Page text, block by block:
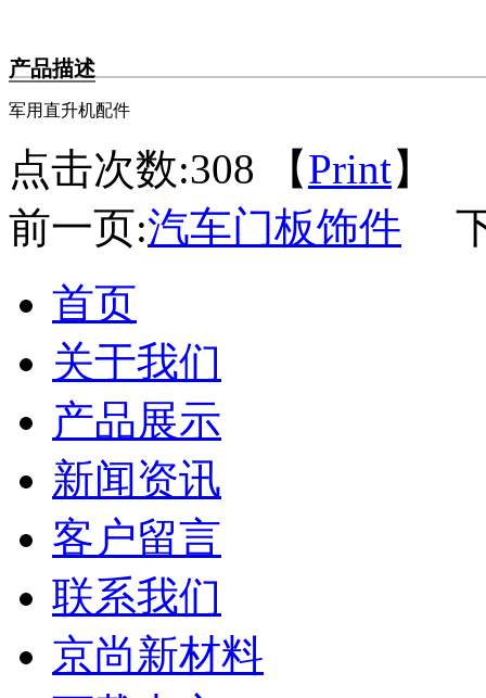
产品描述
军用直升机配件
点击次数:308 【Print】
前一页:汽车门板饰件
首页
关于我们
产品展示
新闻资讯
客户留言
联系我们
京尚新材料